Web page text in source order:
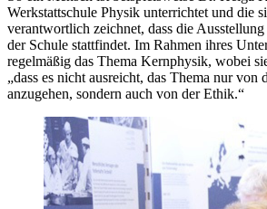
Werkstattschule Physik unterrichtet und die
verantwortlich zeichnet, dass die
der Schule stattfindet. Im Rahmen ihres
regelmäßig das Thema Kernphysik, wobei
„dass es nicht ausreicht, das Thema nur von
anzugehen, sondern auch von der Ethik.“